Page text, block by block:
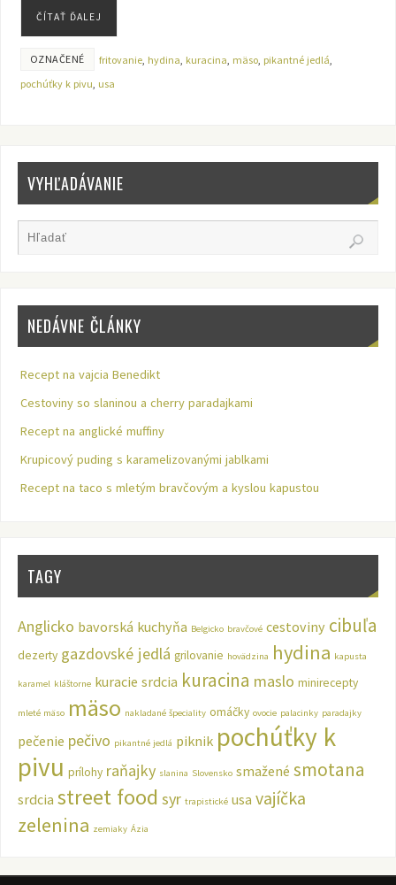
ČÍTAŤ ĎALEJ
OZNAČENÉ fritovanie, hydina kuracina mäso, pikantné jedlá
pochúťky k pivu usa
VYHĽADÁVANIE
NEDÁVNE ČLÁNKY
Recept na vajcia Benedikt
Cestoviny so slaninou a cherry paradajkami
Recept na anglické muffiny
Krupicový puding s karamelizovanými jablkami
Recept na taco s mletým bravčovým a kyslou kapustou
TAGY
Anglicko bavorská kuchyňa Belgicko bravčové cestoviny cibuľa
dezerty gazdovské jedlá grilovanie hovädzina hydina kapusta
karamel kláštorne kuracie srdcia kuracina maslo minirecepty
mleté mäso mäso nakladané špeciality omáčky ovocie palacinky paradajky
pečenie pečivo pikantné jedlá piknik pochúťky k
pivu prílohy raňajky slanina Slovensko smažené smotana
srdcia street food syr trapistické usa vajíčka
zelenina zemiaky Ázia